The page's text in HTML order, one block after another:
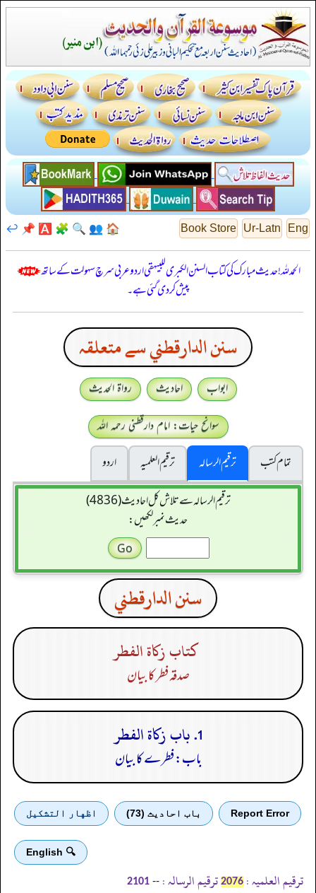
Eng
Ur-Latn
Book Store
🏠
👥
🔍
🧩
🅰️
📌
↩️
الحمدللہ! حدیث مبارک کی کتاب السنن الكبرى للبيهقي اردو عربی سرچ سہولت کے ساتھ
پیش کر دی گئی ہے۔
سنن الدارقطني سے متعلقہ
ابواب احادیث
رواۃ الحدیث
سوانح حیات: امام دارقطنی رحمہ اللہ
تمام کتب
ترقیم الرسالہ ترقیم العلمیہ
اردو
ترقیم الرسالہ سے تلاش کل احادیث (4836)
حدیث نمبر لکھیں:
سنن الدارقطني
كتاب زكاة الفطر
صدقہ فطر کا بیان
1. باب زكاة الفطر
باب: فطرے کا بیان
Report Error باب احادیث (73) اظهار التشكيل
🔍 English
ترقیم العلمیہ : 2076 ترقیم الرسالہ : --
2101